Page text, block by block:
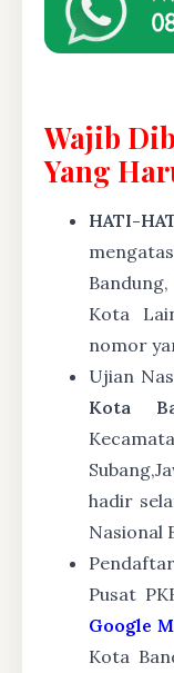
Wajib
Yang
HATI-
Kota
nomor
Ujian
Kota
hadir
Nasional
Pusat
Google
Kota